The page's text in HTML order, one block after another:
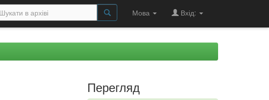
Мова Вхід:
Перегляд